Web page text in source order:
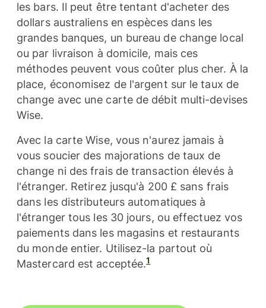
les bars. Il peut être tentant d'acheter des
dollars australiens en espèces dans les
grandes banques, un bureau de change local
ou par livraison à domicile, mais ces
méthodes peuvent vous coûter plus cher. À la
place, économisez de l'argent sur le taux de
change avec une carte de débit multi-devises
Wise.
Avec la carte Wise, vous n'aurez jamais à
vous soucier des majorations de taux de
change ni des frais de transaction élevés à
l'étranger. Retirez jusqu'à 200 £ sans frais
dans les distributeurs automatiques à
l'étranger tous les 30 jours, ou effectuez vos
paiements dans les magasins et restaurants
du monde entier. Utilisez-la partout où
Mastercard est acceptée.1